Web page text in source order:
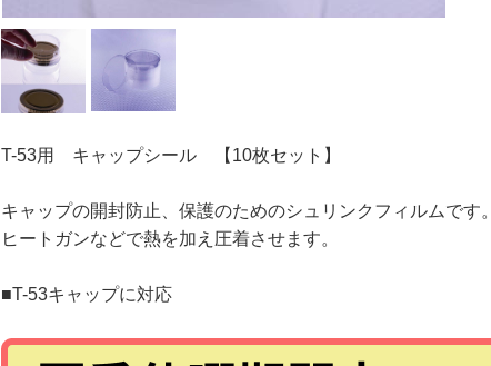
T-53用 キャップシール 【10枚セット】
キャップの開封防止、保護のためのシュリンクフィルムです。
ヒートガンなどで熱を加え圧着させます。
■T-53キャップに対応